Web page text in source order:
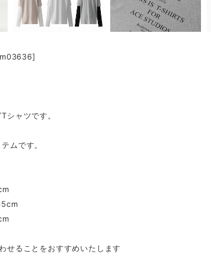
シャツです。
ムです。
せることをおすすめいたします